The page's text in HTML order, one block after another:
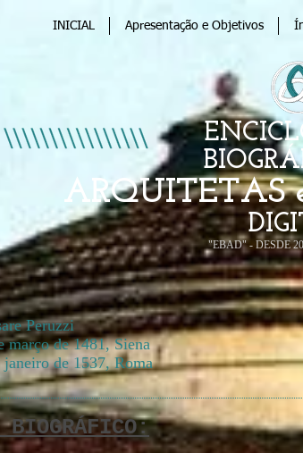
INICIAL Apresentação e Objetivos
ARQUITETAS
"EBAD" - DESDE
Peruzzi
março de 1481, Siena
janeiro de 1537, Roma
BIOGRÁFICO: